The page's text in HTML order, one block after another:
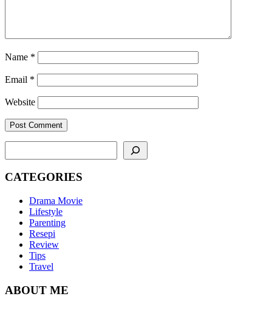
Name *
Email *
Website
CATEGORIES
Drama Movie
Lifestyle
Parenting
Resepi
Review
Tips
Travel
ABOUT ME